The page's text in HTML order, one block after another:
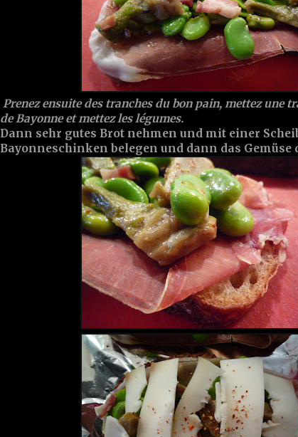
Prenez ensuite des tranches du bon pain, mettez une
de Bayonne et mettez les légumes.
Dann sehr gutes Brot nehmen und mit einer
Bayonneschinken belegen und dann das